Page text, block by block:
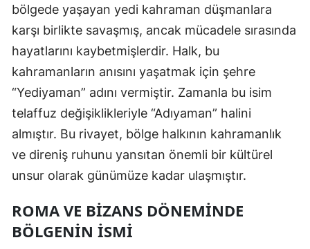
Kahramanmaraş
Mardin
Muğla
Muş
Nevşehir
Niğde
Ordu
Rize
bölgede yaşayan yedi kahraman düşmanlara
karşı birlikte savaşmış, ancak mücadele sırasında
hayatlarını kaybetmişlerdir. Halk, bu
kahramanların anısını yaşatmak için şehre
“Yediyaman” adını vermiştir. Zamanla bu isim
telaffuz değişiklikleriyle “Adıyaman” halini
almıştır. Bu rivayet, bölge halkının kahramanlık
ve direniş ruhunu yansıtan önemli bir kültürel
unsur olarak günümüze kadar ulaşmıştır.
ROMA VE BIZANS DÖNEMINDE
BÖLGENIN İSMI